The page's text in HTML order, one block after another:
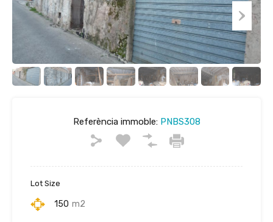
Referència immoble:PNBS308
Lot Size
150 m2